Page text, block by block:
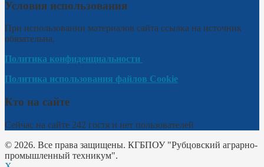
Условия использования
При использовании материалов сайта ссылка на источник
обязательна.
Политика конфиденциальности
Политика использования файлов Cookie
Кто на сайте
Сейчас на сайте 242 гостя и нет пользователей
© 2026. Все права защищены. КГБПОУ "Рубцовский аграрно-
промышленный техникум".